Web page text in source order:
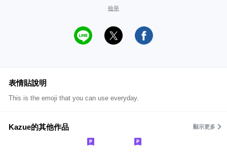
檢舉
表情貼說明
This is the emoji that you can use everyday.
Kazue的其他作品 顯示更多